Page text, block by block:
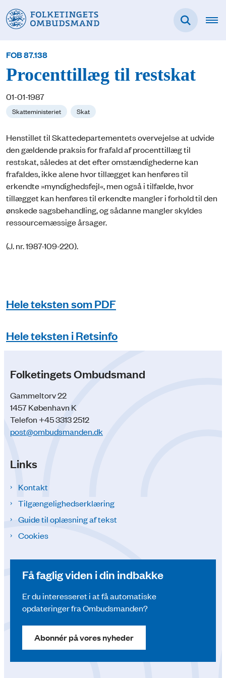
FOB 87.138
Procenttillæg til restskat
01-01-1987
Skatteministeriet Skat
Henstillet til Skattedepartementets overvejelse at udvide
den gældende praksis for frafald af procenttillæg til
restskat, således at det efter omstændighederne kan
frafaldes, ikke alene hvor tillægget kan henføres til
erkendte »myndighedsfejl«, men også i tilfælde, hvor
tillægget kan henføres til erkendte mangler i forhold til den
ønskede sagsbehandling, og sådanne mangler skyldes
ressourcemæssige årsager.
(J. nr. 1987-109-220).
Hele teksten som PDF
Hele teksten i Retsinfo
Folketingets Ombudsmand
Gammeltorv 22
1457 København K
Telefon +45 3313 2512
post@ombudsmanden.dk
Links
Kontakt
Tilgængelighedserklæring
Guide til oplæsning af tekst
Cookies
Få faglig viden i din indbakke
Er du interesseret i at få automatiske
opdateringer fra Ombudsmanden?
Abonnér på vores nyheder